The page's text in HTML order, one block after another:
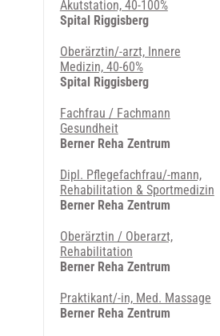
Akutstation, 40-100%
Spital Riggisberg
Oberärztin/-arzt, Innere
Medizin, 40-60%
Spital Riggisberg
Fachfrau / Fachmann
Gesundheit
Berner Reha Zentrum
Dipl. Pflegefachfrau/-mann,
Rehabilitation & Sportmedizin
Berner Reha Zentrum
Ober­ärz­tin / Ober­arzt,
Rehabilitation
Berner Reha Zentrum
Praktikant/-in, Med. Massage
Berner Reha Zentrum